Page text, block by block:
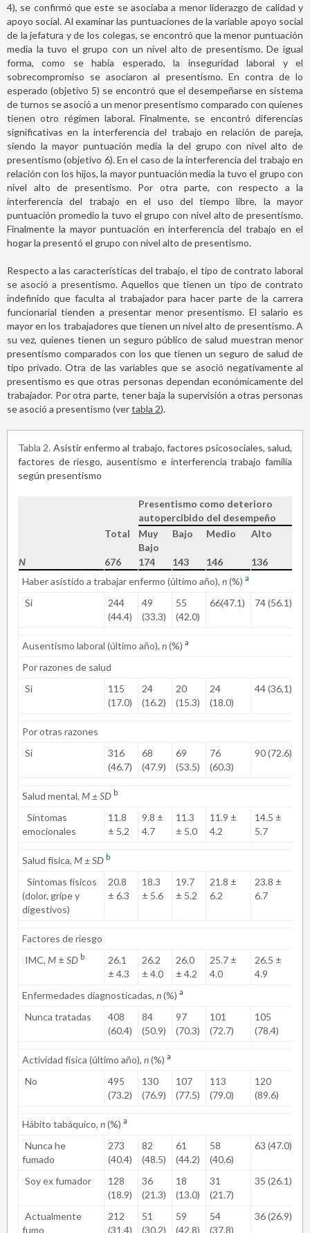
4), se confirmó que este se asociaba a menor liderazgo de calidad y
apoyo social. Al examinar las puntuaciones de la variable apoyo social
de la jefatura y de los colegas, se encontró que la menor puntuación
media la tuvo el grupo con un nivel alto de presentismo. De igual
forma, como se había esperado, la inseguridad laboral y el
sobrecompromiso se asociaron al presentismo. En contra de lo
esperado (objetivo 5) se encontró que el desempeñarse en sistema
de turnos se asoció a un menor presentismo comparado con quienes
tienen otro régimen laboral. Finalmente, se encontró diferencias
significativas en la interferencia del trabajo en relación de pareja,
siendo la mayor puntuación media la del grupo con nivel alto de
presentismo (objetivo 6). En el caso de la interferencia del trabajo en
relación con los hijos, la mayor puntuación media la tuvo el grupo con
nivel alto de presentismo. Por otra parte, con respecto a la
interferencia del trabajo en el uso del tiempo libre, la mayor
puntuación promedio la tuvo el grupo con nivel alto de presentismo.
Finalmente la mayor puntuación en interferencia del trabajo en el
hogar la presentó el grupo con nivel alto de presentismo.
Respecto a las características del trabajo, el tipo de contrato laboral
se asoció a presentismo. Aquellos que tienen un tipo de contrato
indefinido que faculta al trabajador para hacer parte de la carrera
funcionarial tienden a presentar menor presentismo. El salario es
mayor en los trabajadores que tienen un nivel alto de presentismo. A
su vez, quienes tienen un seguro público de salud muestran menor
presentismo comparados con los que tienen un seguro de salud de
tipo privado. Otra de las variables que se asoció negativamente al
presentismo es que otras personas dependan económicamente del
trabajador. Por otra parte, tener baja la supervisión a otras personas
se asoció a presentismo (vertabla 2).
Tabla 2 Asistir enfermo al trabajo, factores psicosociales, salud,
factores de riesgo, ausentismo e interferencia trabajo familia
según presentismo
Presentismo como deterioro
autopercibido del desempeño
Total
Muy
Bajo
Bajo Medio Alto
N
676 174 143 146
136
Haber asistido a trabajar enfermo (último año), n(%) a
Si
244
(44.4)
49
(33.3)
55
(42.0)
66(47.1) 74 (56.1)
Ausentismo laboral (último año), n(%) a
Por razones de salud
Si
115
(17.0)
24
(16.2)
20
(15.3)
24
(18.0)
44 (36,1)
Por otras razones
Si
316
(46.7)
68
(47.9)
69
(53.5)
76
(60.3)
90 (72.6)
Salud mental, M ± SD b
Síntomas
emocionales
11.8
± 5.2
9.8 ±
4.7
11.3
± 5.0
11.9 ±
4.2
14.5 ±
5.7
Salud física, M ± SD b
Síntomas físicos
(dolor, gripe y
digestivos)
20.8
± 6.3
18.3
± 5.6
19.7
± 5.2
21.8 ±
6.2
23.8 ±
6.7
Factores de riesgo
IMC, M ± SD b
26.1
± 4.3
26.2
± 4.0
26.0
± 4.2
25.7 ±
4.0
26.5 ±
4.9
Enfermedades diagnosticadas, n(%) a
Nunca tratadas
408
(60.4)
84
(50.9)
97
(70.3)
101
(72.7)
105
(78.4)
Actividad física (último año), n(%) a
No
495
(73.2)
130
(76.9)
107
(77.5)
113
(79.0)
120
(89.6)
Hábito tabáquico, n(%) a
Nunca he
fumado
273
(40.4)
82
(48.5)
61
(44.2)
58
(40.6)
63 (47.0)
Soy ex fumador
128
(18.9)
36
(21.3)
18
(13.0)
31
(21.7)
35 (26.1)
Actualmente
fumo
212
(31.4)
51
(30.2)
59
(42.8)
54
(37.8)
36 (26.9)